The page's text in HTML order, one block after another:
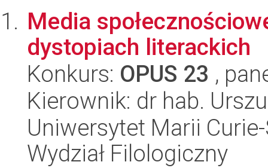
Media
dystopiach literackich
Konkurs: OPUS 23 ,
Kierownik: dr hab.
Uniwersytet Marii
Wydział Filologiczny